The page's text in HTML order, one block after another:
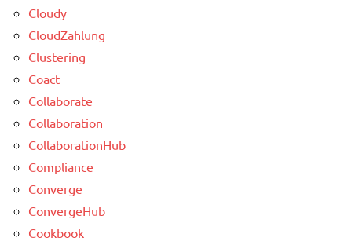
Cloudy
CloudZahlung
Clustering
Coact
Collaborate
Collaboration
CollaborationHub
Compliance
Converge
ConvergeHub
Cookbook